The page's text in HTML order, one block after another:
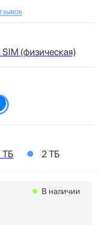
SIM (физическая)
ТБ 2 ТБ
В наличии